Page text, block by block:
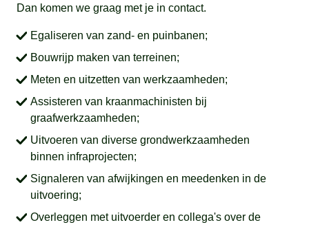
Dan komen we graag met je in contact.
Egaliseren van zand- en puinbanen;
Bouwrijp maken van terreinen;
Meten en uitzetten van werkzaamheden;
Assisteren van kraanmachinisten bij
graafwerkzaamheden;
Uitvoeren van diverse grondwerkzaamheden
binnen infraprojecten;
Signaleren van afwijkingen en meedenken in de
uitvoering;
Overleggen met uitvoerder en collega's over de